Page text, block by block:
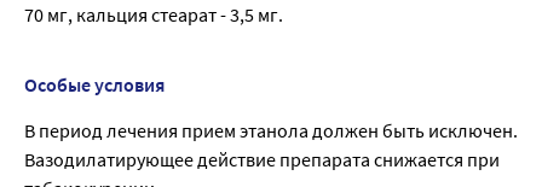
70 мг, кальция стеарат - 3,5 мг.
Особые условия
В период лечения прием этанола должен быть исключен.
Вазодилатирующее действие препарата снижается при